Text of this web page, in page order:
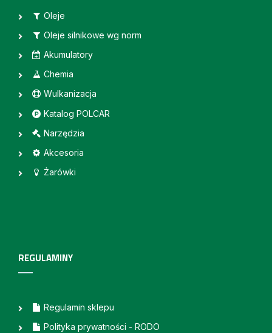
Oleje
Oleje silnikowe wg norm
Akumulatory
Chemia
Wulkanizacja
Katalog POLCAR
Narzędzia
Akcesoria
Żarówki
REGULAMINY
Regulamin sklepu
Polityka prywatności - RODO